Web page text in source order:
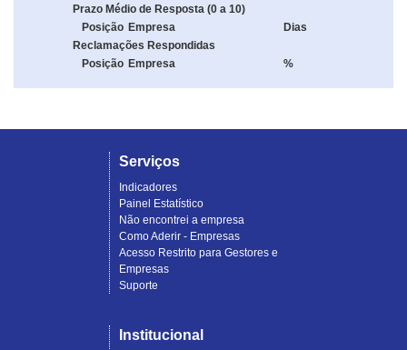
Prazo Médio de Resposta (0 a 10)
Posição Empresa
Dias
Reclamações Respondidas
Posição Empresa %
Serviços
Indicadores
Painel Estatístico
Não encontrei a empresa
Como Aderir - Empresas
Acesso Restrito para Gestores e
Empresas
Suporte
Institucional